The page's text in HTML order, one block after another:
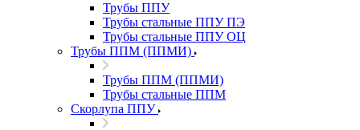
Трубы ППУ
Трубы стальные ППУ ПЭ
Трубы стальные ППУ ОЦ
Трубы ППМ (ППМИ)
Трубы ППМ (ППМИ)
Трубы стальные ППМ
Скорлупа ППУ